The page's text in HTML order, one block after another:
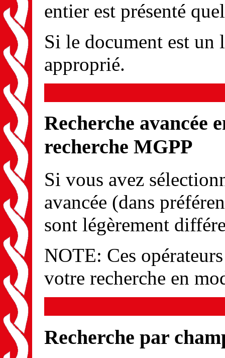
entier est présenté
Si le document est
approprié.
Recherche avancée
recherche MGPP
Si vous avez
avancée (dans
sont légèrement
NOTE: Ces
votre recherche en
Recherche par